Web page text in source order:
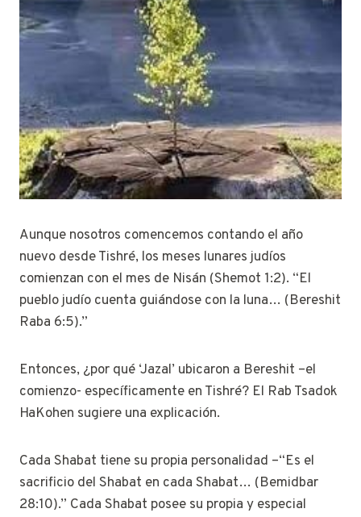
Aunque nosotros comencemos contando el año
nuevo desde Tishré, los meses lunares judíos
comienzan con el mes de Nisán (Shemot 1:2). “El
pueblo judío cuenta guiándose con la luna… (Bereshit
Raba 6:5).”
Entonces, ¿por qué ‘Jazal’ ubicaron a Bereshit –el
comienzo- específicamente en Tishré? El Rab Tsadok
HaKohen sugiere una explicación.
Cada Shabat tiene su propia personalidad –“Es el
sacrificio del Shabat en cada Shabat… (Bemidbar
28:10).” Cada Shabat posee su propia y especial